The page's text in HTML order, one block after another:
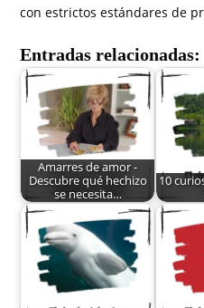
con estrictos estándares de
Entradas relacionadas:
Amarres de amor -
Descubre qué hechizo
se necesita…
10